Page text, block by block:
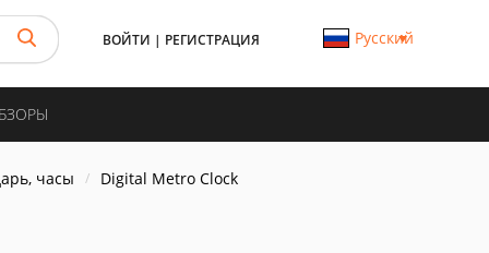
ВОЙТИ | РЕГИСТРАЦИЯ Русский
часы Digital Metro Clock